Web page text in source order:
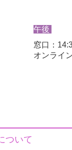
午後
窓口：
オンライ
ついて